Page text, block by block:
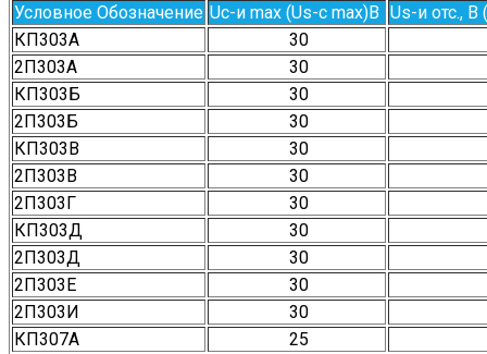
Условное Обозначение Uc-и max (Us-c max)В Us-и отс., В
КП303А
30
2П303А
30
КП303Б
30
2П303Б
30
КП303В
30
2П303В
30
2П303Г
30
КП303Д
30
2П303Д
30
2П303Е
30
2П303И
30
КП307А
25